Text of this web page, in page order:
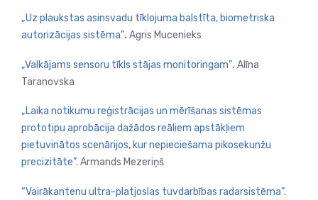
„Uz plaukstas asinsvadu tīklojuma balstīta, biometriska
autorizācijas sistēma”. Agris Mucenieks
„Valkājams sensoru tīkls stājas monitoringam”. Alīna
Taranovska
„Laika notikumu reģistrācijas un mērīšanas sistēmas
prototipu aprobācija dažādos reāliem apstākļiem
pietuvinātos scenārijos, kur nepieciešama pikosekunžu
precizitāte”. Armands Mezeriņš
“Vairākantenu ultra-platjoslas tuvdarbības radarsistēma”.